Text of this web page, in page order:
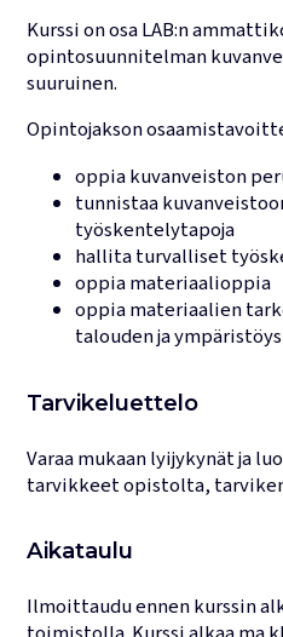
Kurssi on osa LAB:n
opintosuunnitelman
suuruinen.
Opintojakson
oppia kuvanveiston
tunnistaa
työskentelytapoja
hallita turvalliset
oppia materiaalioppia
oppia materiaalien
talouden ja
Tarvikeluettelo
Varaa mukaan lyijykynät ja
tarvikkeet opistolta,
Aikataulu
Ilmoittaudu ennen kurssin